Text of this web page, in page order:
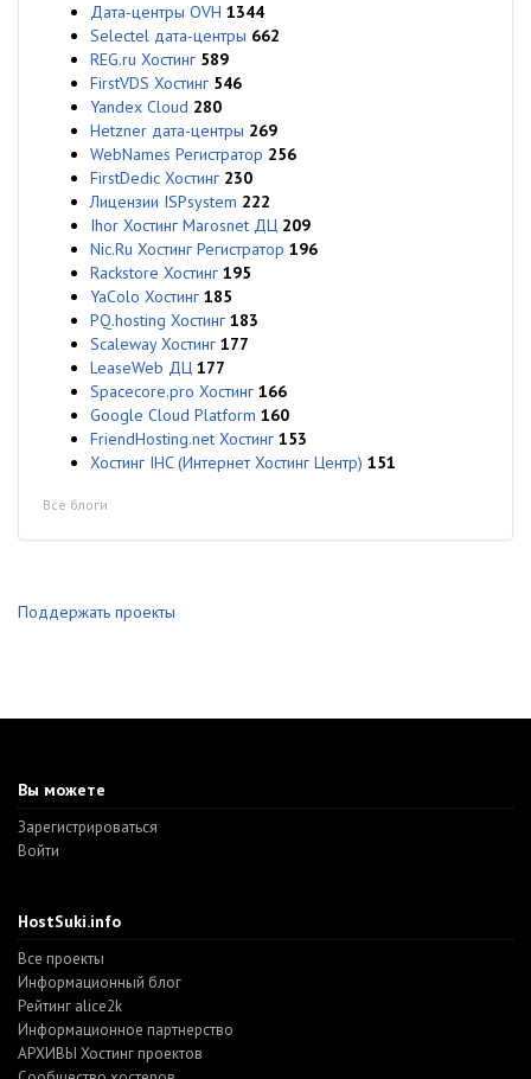
Дата-центры OVH 1344
Selectel дата-центры 662
REG.ru Хостинг 589
FirstVDS Хостинг 546
Yandex Cloud 280
Hetzner дата-центры 269
WebNames Регистратор 256
FirstDedic Хостинг 230
Лицензии ISPsystem 222
Ihor Хостинг Marosnet ДЦ 209
Nic.Ru Хостинг Регистратор 196
Rackstore Хостинг 195
YaColo Хостинг 185
PQ.hosting Хостинг 183
Scaleway Хостинг 177
LeaseWeb ДЦ 177
Spacecore.pro Хостинг 166
Google Cloud Platform 160
FriendHosting.net Хостинг 153
Хостинг IHC (Интернет Хостинг Центр) 151
Все блоги
Поддержать проекты
Вы можете
Зарегистрироваться
Войти
HostSuki.info
Все проекты
Информационный блог
Рейтинг alice2k
Информационное партнерство
АРХИВЫ Хостинг проектов